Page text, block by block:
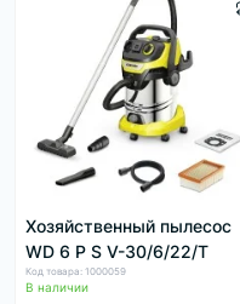
Хозяйственный пылесос
WD 6 P S V-30/6/22/T
Код товара: 1000059
В наличии